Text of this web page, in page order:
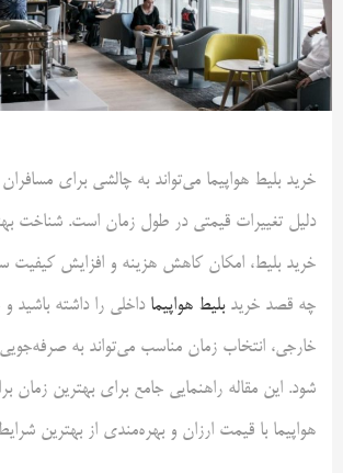
خرید بلیط هواپیما می‌تواند به چالشی برای
دلیل تغییرات قیمتی در طول زمان است. شناخت
خرید بلیط، امکان کاهش هزینه و افزایش کیفیت
چه قصد خریدبلیط هواپیما داخلی را داشته باشید
خارجی، انتخاب زمان مناسب می‌تواند به
شود. این مقاله راهنمایی جامع برای بهترین زمان
هواپیما با قیمت ارزان و بهره‌مندی از بهترین